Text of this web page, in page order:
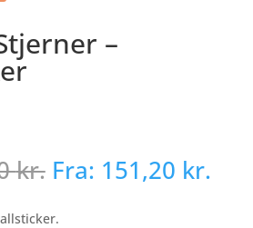
–
kr. Fra: 151,20 kr.